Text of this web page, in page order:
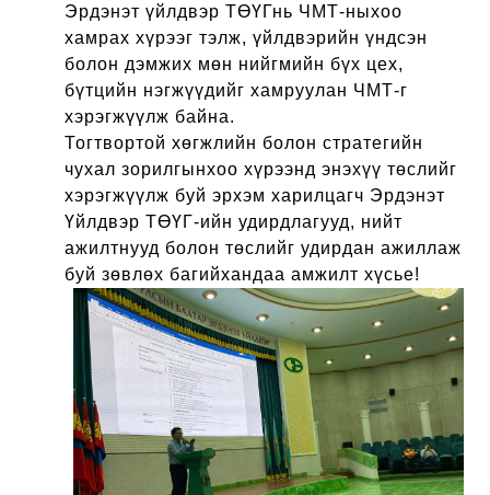
Эрдэнэт үйлдвэр ТӨҮГнь ЧМТ-ныхоо
хамрах хүрээг тэлж, үйлдвэрийн үндсэн
болон дэмжих мөн нийгмийн бүх цех,
бүтцийн нэгжүүдийг хамруулан ЧМТ-г
хэрэгжүүлж байна.
Тогтвортой хөгжлийн болон стратегийн
чухал зорилгынхоо хүрээнд энэхүү төслийг
хэрэгжүүлж буй эрхэм харилцагч Эрдэнэт
Үйлдвэр ТӨҮГ-ийн удирдлагууд, нийт
ажилтнууд болон төслийг удирдан ажиллаж
буй зөвлөх багийхандаа амжилт хүсье!